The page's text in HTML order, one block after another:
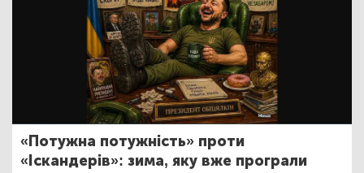
«Потужна потужність» проти
«Іскандерів»: зима, яку вже програли